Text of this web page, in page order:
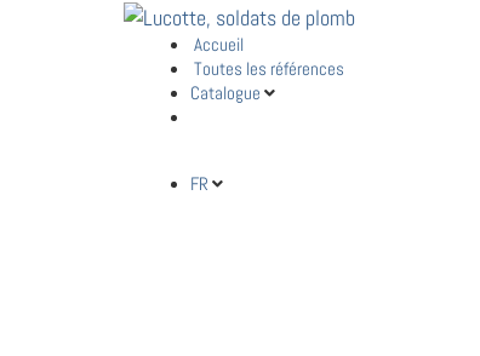
Accueil
Toutes les références
Catalogue
FR